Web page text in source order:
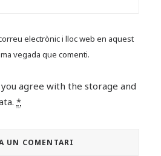
electrònic i lloc web en aquest
vegada que comenti.
agree with the storage and
*